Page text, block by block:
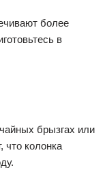
более
в
брызгах или
что колонка